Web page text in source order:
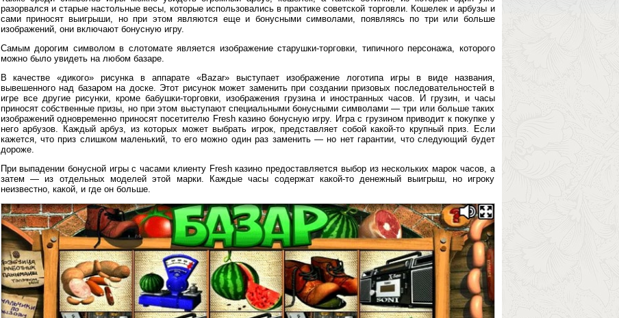
разорвался и старые настольные весы, которые использовались в практике советской торговли. Кошелек и арбузы и
сами приносят выигрыши, но при этом являются еще и бонусными символами, появляясь по три или больше
изображений, они включают бонусную игру.
Самым дорогим символом в слотомате является изображение старушки-торговки, типичного персонажа, которого
можно было увидеть на любом базаре.
В качестве «дикого» рисунка в аппарате «Bazar» выступает изображение логотипа игры в виде названия,
вывешенного над базаром на доске. Этот рисунок может заменить при создании призовых последовательностей в
игре все другие рисунки, кроме бабушки-торговки, изображения грузина и иностранных часов. И грузин, и часы
приносят собственные призы, но при этом выступают специальными бонусными символами — три или больше таких
изображений одновременно приносят посетителю Fresh казино бонусную игру. Игра с грузином приводит к покупке у
него арбузов. Каждый арбуз, из которых может выбрать игрок, представляет собой какой-то крупный приз. Если
кажется, что приз слишком маленький, то его можно один раз заменить — но нет гарантии, что следующий будет
дороже.
При выпадении бонусной игры с часами клиенту Fresh казино предоставляется выбор из нескольких марок часов, а
затем — из отдельных моделей этой марки. Каждые часы содержат какой-то денежный выигрыш, но игроку
неизвестно, какой, и где он больше.